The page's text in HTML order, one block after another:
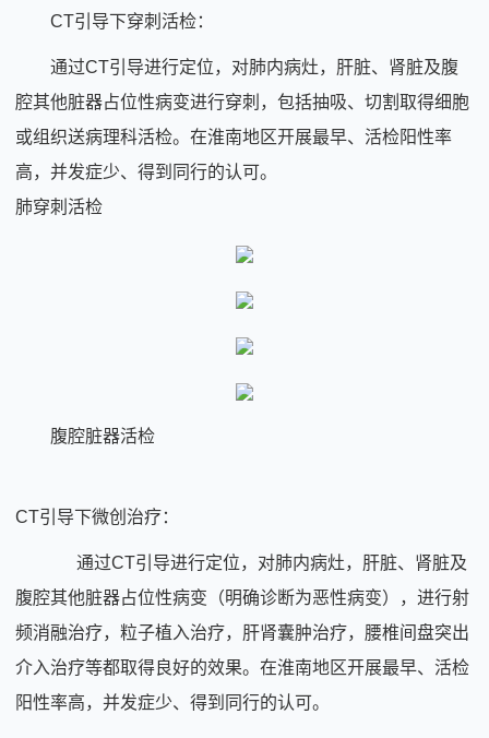
CT引导下穿刺活检：
通过CT引导进行定位，对肺内病灶，肝脏、肾脏及腹
腔其他脏器占位性病变进行穿刺，包括抽吸、切割取得细胞
或组织送病理科活检。在淮南地区开展最早、活检阳性率
高，并发症少、得到同行的认可。
肺穿刺活检
腹腔脏器活检
CT引导下微创治疗：
通过CT引导进行定位，对肺内病灶，肝脏、肾脏及
腹腔其他脏器占位性病变（明确诊断为恶性病变），进行射
频消融治疗，粒子植入治疗，肝肾囊肿治疗，腰椎间盘突出
介入治疗等都取得良好的效果。在淮南地区开展最早、活检
阳性率高，并发症少、得到同行的认可。